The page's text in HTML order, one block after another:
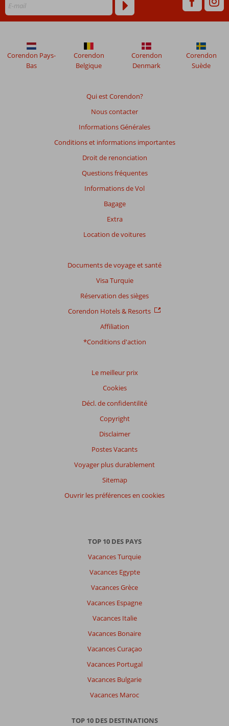
Qui est Corendon?
Nous contacter
Informations Générales
Conditions et informations importantes
Droit de renonciation
Questions fréquentes
Informations de Vol
Bagage
Extra
Location de voitures
Documents de voyage et santé
Visa Turquie
Réservation des sièges
Corendon Hotels & Resorts
Affiliation
*Conditions d'action
Le meilleur prix
Cookies
Décl. de confidentilité
Copyright
Disclaimer
Postes Vacants
Voyager plus durablement
Sitemap
Ouvrir les préférences en cookies
Corendon Pays-
Bas
Corendon
Belgique
Corendon
Denmark
Corendon
Suède
TOP 10 DES PAYS
Vacances Turquie
Vacances Egypte
Vacances Grèce
Vacances Espagne
Vacances Italie
Vacances Bonaire
Vacances Curaçao
Vacances Portugal
Vacances Bulgarie
Vacances Maroc
TOP 10 DES DESTINATIONS